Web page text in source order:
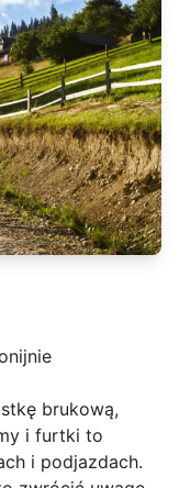
brukową,
i furtki to
i podjazdach.